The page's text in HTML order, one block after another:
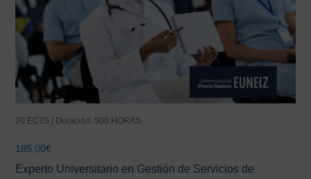
20 ECTS | Duración: 500 HORAS
185,00€
Experto Universitario en Gestión de Servicios de